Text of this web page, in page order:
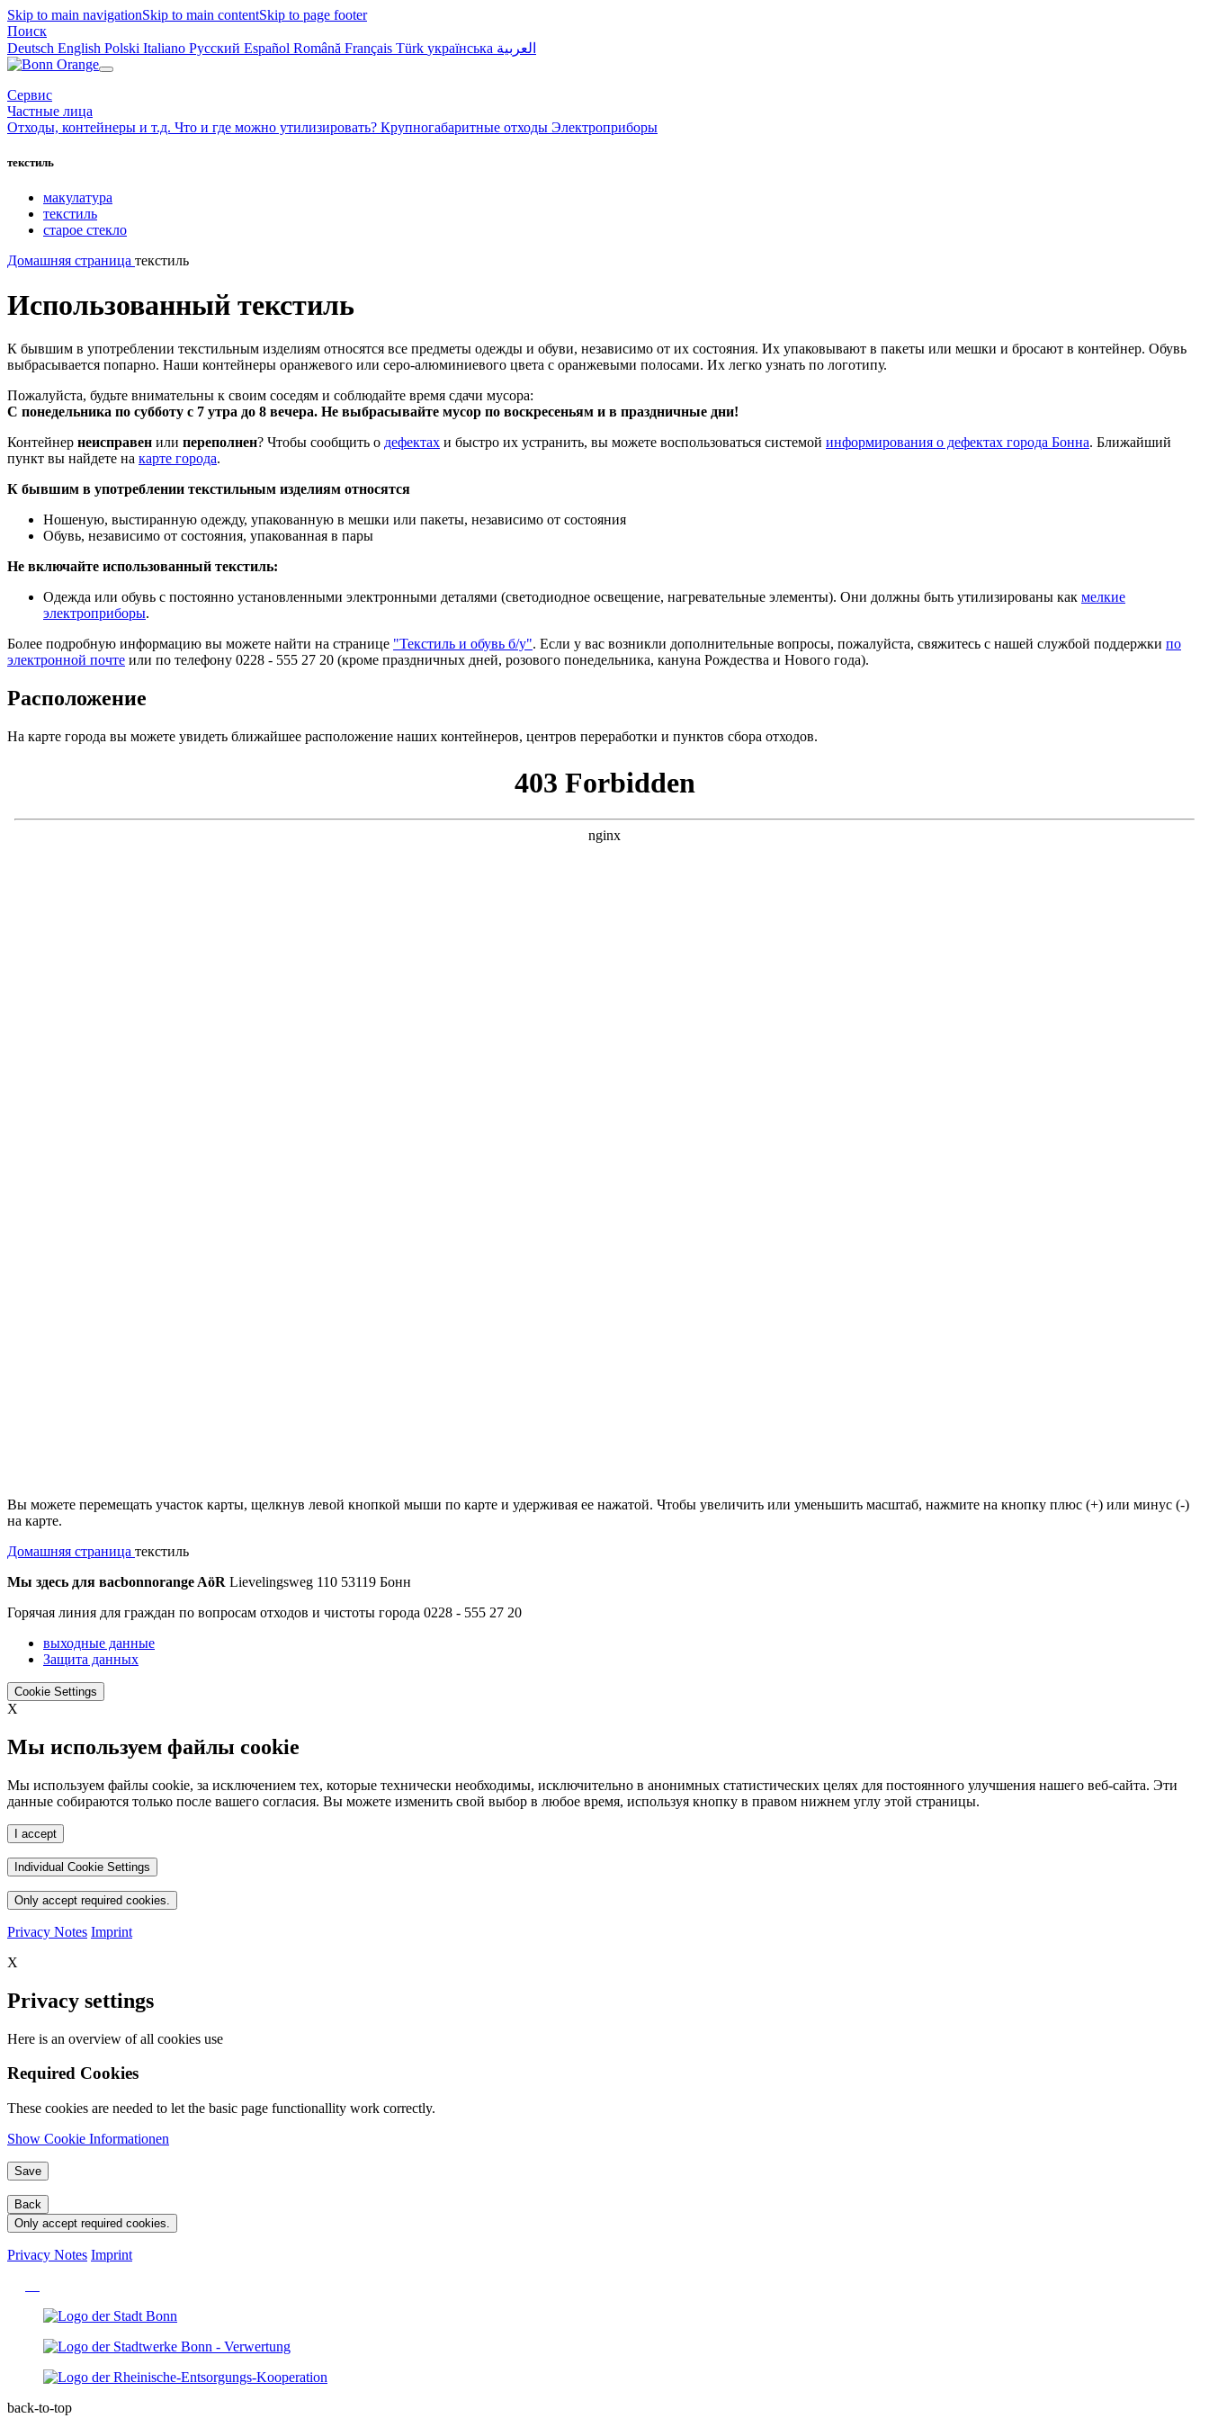
Skip to main navigationSkip to main contentSkip to page footer
Поиск
Deutsch English Polski Italiano Русский Español Română Français Türk українська العربية
Сервис
Частные лица
Отходы, контейнеры и т.д. Что и где можно утилизировать? Крупногабаритные отходы Электроприборы
текстиль
макулатура
текстиль
старое стекло
Домашняя страница текстиль
Использованный текстиль
К бывшим в употреблении текстильным изделиям относятся все предметы одежды и обуви, независимо от их состояния. Их упаковывают в пакеты или мешки и бросают в контейнер. Обувь
выбрасывается попарно. Наши контейнеры оранжевого или серо-алюминиевого цвета с оранжевыми полосами. Их легко узнать по логотипу.
Пожалуйста, будьте внимательны к своим соседям и соблюдайте время сдачи мусора:
С понедельника по субботу с 7 утра до 8 вечера. Не выбрасывайте мусор по воскресеньям и в праздничные дни!
Контейнер неисправен или переполнен? Чтобы сообщить о дефектах и быстро их устранить, вы можете воспользоваться системой информирования о дефектах города Бонна. Ближайший
пункт вы найдете на карте города.
К бывшим в употреблении текстильным изделиям относятся
Ношеную, выстиранную одежду, упакованную в мешки или пакеты, независимо от состояния
Обувь, независимо от состояния, упакованная в пары
Не включайте использованный текстиль:
Одежда или обувь с постоянно установленными электронными деталями (светодиодное освещение, нагревательные элементы). Они должны быть утилизированы как мелкие
электроприборы.
Более подробную информацию вы можете найти на странице "Текстиль и обувь б/у". Если у вас возникли дополнительные вопросы, пожалуйста, свяжитесь с нашей службой поддержки по
электронной почте или по телефону 0228 - 555 27 20 (кроме праздничных дней, розового понедельника, кануна Рождества и Нового года).
Расположение
На карте города вы можете увидеть ближайшее расположение наших контейнеров, центров переработки и пунктов сбора отходов.
Вы можете перемещать участок карты, щелкнув левой кнопкой мыши по карте и удерживая ее нажатой. Чтобы увеличить или уменьшить масштаб, нажмите на кнопку плюс (+) или минус (-)
на карте.
Домашняя страница текстиль
Мы здесь для васbonnorange AöR Lievelingsweg 110 53119 Бонн
Горячая линия для граждан по вопросам отходов и чистоты города 0228 - 555 27 20
выходные данные
Защита данных
Cookie Settings
X
Мы используем файлы cookie
Мы используем файлы cookie, за исключением тех, которые технически необходимы, исключительно в анонимных статистических целях для постоянного улучшения нашего веб-сайта. Эти
данные собираются только после вашего согласия. Вы можете изменить свой выбор в любое время, используя кнопку в правом нижнем углу этой страницы.
I accept
Individual Cookie Settings
Only accept required cookies.
Privacy Notes Imprint
X
Privacy settings
Here is an overview of all cookies use
Required Cookies
These cookies are needed to let the basic page functionallity work correctly.
Show Cookie Informationen
Save
Back
Only accept required cookies.
Privacy Notes Imprint
back-to-top